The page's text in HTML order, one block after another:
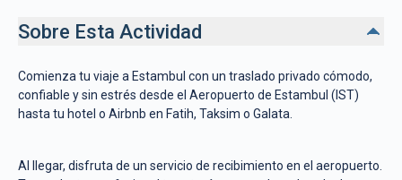
Sobre Esta Actividad
Comienza tu viaje a Estambul con un traslado privado cómodo,
confiable y sin estrés desde el Aeropuerto de Estambul (IST)
hasta tu hotel o Airbnb en Fatih, Taksim o Galata.
Al llegar, disfruta de un servicio de recibimiento en el aeropuerto.